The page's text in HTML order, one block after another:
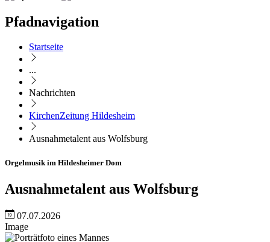
Pfadnavigation
Startseite
...
Nachrichten
KirchenZeitung Hildesheim
Ausnahmetalent aus Wolfsburg
Orgelmusik im Hildesheimer Dom
Ausnahmetalent aus Wolfsburg
07.07.2026
Image